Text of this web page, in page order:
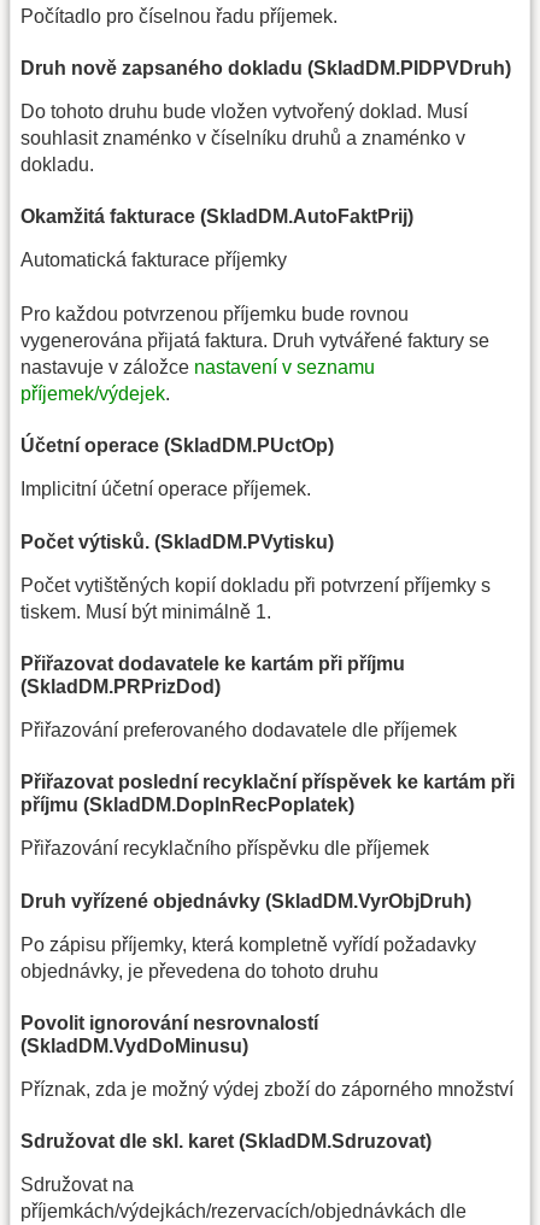
Počítadlo pro číselnou řadu příjemek.
Druh nově zapsaného dokladu (SkladDM.PIDPVDruh)
Do tohoto druhu bude vložen vytvořený doklad. Musí
souhlasit znaménko v číselníku druhů a znaménko v
dokladu.
Okamžitá fakturace (SkladDM.AutoFaktPrij)
Automatická fakturace příjemky
Pro každou potvrzenou příjemku bude rovnou
vygenerována přijatá faktura. Druh vytvářené faktury se
nastavuje v záložce nastavení v seznamu
příjemek/výdejek.
Účetní operace (SkladDM.PUctOp)
Implicitní účetní operace příjemek.
Počet výtisků. (SkladDM.PVytisku)
Počet vytištěných kopií dokladu při potvrzení příjemky s
tiskem. Musí být minimálně 1.
Přiřazovat dodavatele ke kartám při příjmu
(SkladDM.PRPrizDod)
Přiřazování preferovaného dodavatele dle příjemek
Přiřazovat poslední recyklační příspěvek ke kartám při
příjmu (SkladDM.DoplnRecPoplatek)
Přiřazování recyklačního příspěvku dle příjemek
Druh vyřízené objednávky (SkladDM.VyrObjDruh)
Po zápisu příjemky, která kompletně vyřídí požadavky
objednávky, je převedena do tohoto druhu
Povolit ignorování nesrovnalostí
(SkladDM.VydDoMinusu)
Příznak, zda je možný výdej zboží do záporného množství
Sdružovat dle skl. karet (SkladDM.Sdruzovat)
Sdružovat na
příjemkách/výdejkách/rezervacích/objednávkách dle